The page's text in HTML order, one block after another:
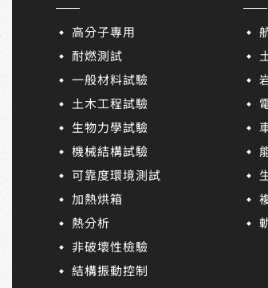
高分子專用
耐燃測試
一般材料試驗
土木工程試驗
生物力學試驗
機械結構試驗
可靠度環境測試
加熱烘箱
熱分析
非破壞性檢驗
結構振動控制